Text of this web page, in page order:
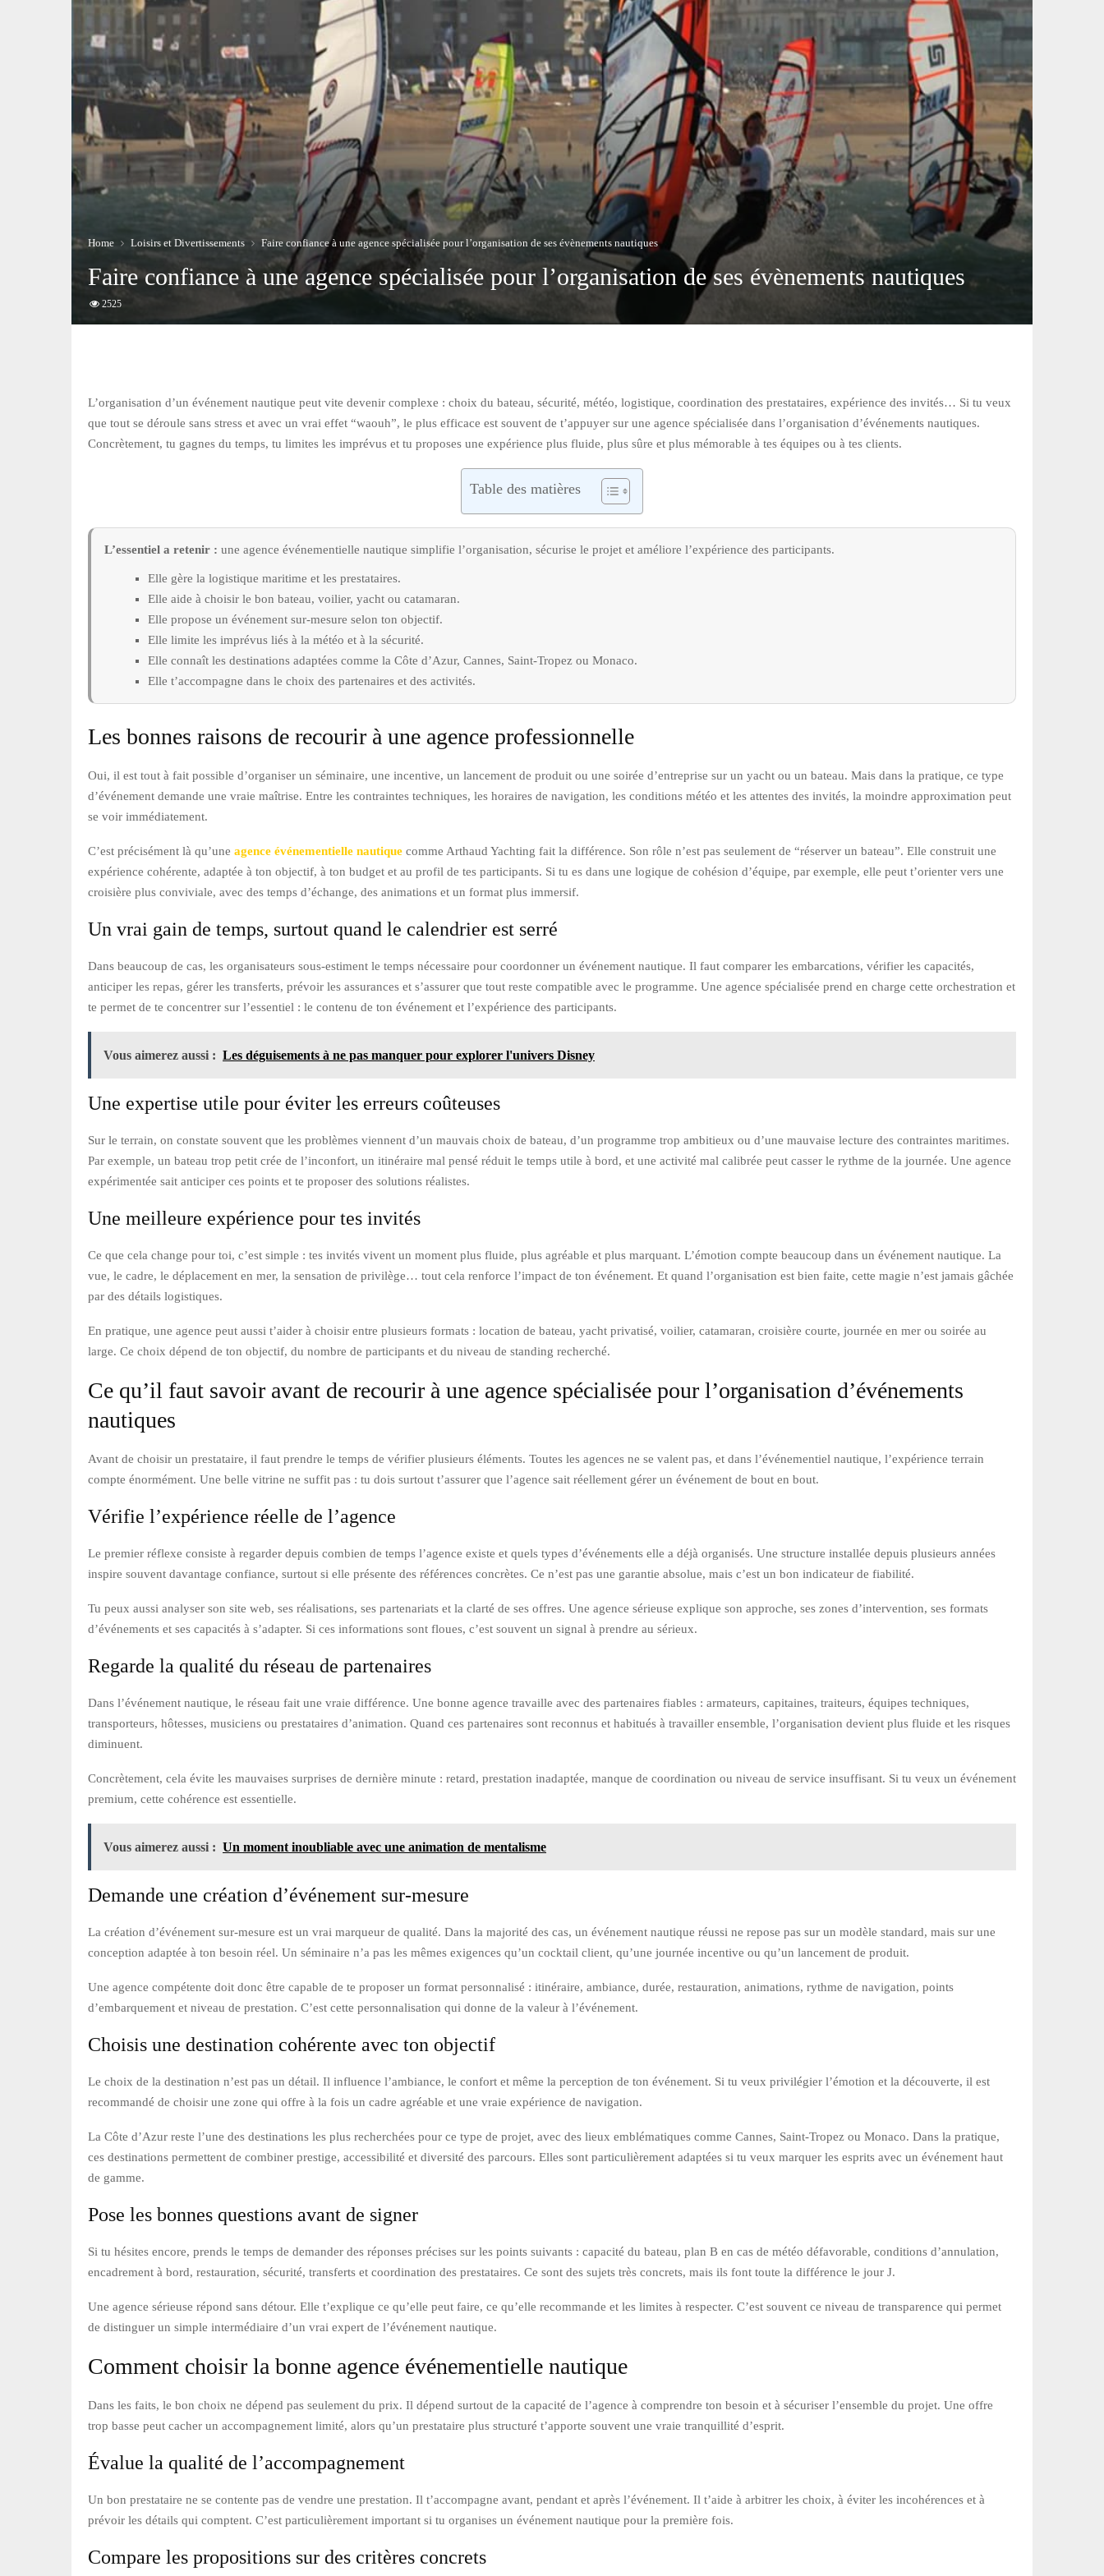
Home Loisirs et Divertissements Faire confiance à une agence spécialisée pour l’organisation de ses évènements nautiques
Faire confiance à une agence spécialisée pour l’organisation de ses évènements nautiques
2525
L’organisation d’un événement nautique peut vite devenir complexe : choix du bateau, sécurité, météo, logistique, coordination des prestataires, expérience des invités… Si tu veux
que tout se déroule sans stress et avec un vrai effet “waouh”, le plus efficace est souvent de t’appuyer sur une agence spécialisée dans l’organisation d’événements nautiques.
Concrètement, tu gagnes du temps, tu limites les imprévus et tu proposes une expérience plus fluide, plus sûre et plus mémorable à tes équipes ou à tes clients.
Table des matières
L’essentiel a retenir : une agence événementielle nautique simplifie l’organisation, sécurise le projet et améliore l’expérience des participants.
Elle gère la logistique maritime et les prestataires.
Elle aide à choisir le bon bateau, voilier, yacht ou catamaran.
Elle propose un événement sur-mesure selon ton objectif.
Elle limite les imprévus liés à la météo et à la sécurité.
Elle connaît les destinations adaptées comme la Côte d’Azur, Cannes, Saint-Tropez ou Monaco.
Elle t’accompagne dans le choix des partenaires et des activités.
Les bonnes raisons de recourir à une agence professionnelle
Oui, il est tout à fait possible d’organiser un séminaire, une incentive, un lancement de produit ou une soirée d’entreprise sur un yacht ou un bateau. Mais dans la pratique, ce type
d’événement demande une vraie maîtrise. Entre les contraintes techniques, les horaires de navigation, les conditions météo et les attentes des invités, la moindre approximation peut
se voir immédiatement.
C’est précisément là qu’une agence événementielle nautique comme Arthaud Yachting fait la différence. Son rôle n’est pas seulement de “réserver un bateau”. Elle construit une
expérience cohérente, adaptée à ton objectif, à ton budget et au profil de tes participants. Si tu es dans une logique de cohésion d’équipe, par exemple, elle peut t’orienter vers une
croisière plus conviviale, avec des temps d’échange, des animations et un format plus immersif.
Un vrai gain de temps, surtout quand le calendrier est serré
Dans beaucoup de cas, les organisateurs sous-estiment le temps nécessaire pour coordonner un événement nautique. Il faut comparer les embarcations, vérifier les capacités,
anticiper les repas, gérer les transferts, prévoir les assurances et s’assurer que tout reste compatible avec le programme. Une agence spécialisée prend en charge cette orchestration et
te permet de te concentrer sur l’essentiel : le contenu de ton événement et l’expérience des participants.
Vous aimerez aussi : Les déguisements à ne pas manquer pour explorer l'univers Disney
Une expertise utile pour éviter les erreurs coûteuses
Sur le terrain, on constate souvent que les problèmes viennent d’un mauvais choix de bateau, d’un programme trop ambitieux ou d’une mauvaise lecture des contraintes maritimes.
Par exemple, un bateau trop petit crée de l’inconfort, un itinéraire mal pensé réduit le temps utile à bord, et une activité mal calibrée peut casser le rythme de la journée. Une agence
expérimentée sait anticiper ces points et te proposer des solutions réalistes.
Une meilleure expérience pour tes invités
Ce que cela change pour toi, c’est simple : tes invités vivent un moment plus fluide, plus agréable et plus marquant. L’émotion compte beaucoup dans un événement nautique. La
vue, le cadre, le déplacement en mer, la sensation de privilège… tout cela renforce l’impact de ton événement. Et quand l’organisation est bien faite, cette magie n’est jamais gâchée
par des détails logistiques.
En pratique, une agence peut aussi t’aider à choisir entre plusieurs formats : location de bateau, yacht privatisé, voilier, catamaran, croisière courte, journée en mer ou soirée au
large. Ce choix dépend de ton objectif, du nombre de participants et du niveau de standing recherché.
Ce qu’il faut savoir avant de recourir à une agence spécialisée pour l’organisation d’événements
nautiques
Avant de choisir un prestataire, il faut prendre le temps de vérifier plusieurs éléments. Toutes les agences ne se valent pas, et dans l’événementiel nautique, l’expérience terrain
compte énormément. Une belle vitrine ne suffit pas : tu dois surtout t’assurer que l’agence sait réellement gérer un événement de bout en bout.
Vérifie l’expérience réelle de l’agence
Le premier réflexe consiste à regarder depuis combien de temps l’agence existe et quels types d’événements elle a déjà organisés. Une structure installée depuis plusieurs années
inspire souvent davantage confiance, surtout si elle présente des références concrètes. Ce n’est pas une garantie absolue, mais c’est un bon indicateur de fiabilité.
Tu peux aussi analyser son site web, ses réalisations, ses partenariats et la clarté de ses offres. Une agence sérieuse explique son approche, ses zones d’intervention, ses formats
d’événements et ses capacités à s’adapter. Si ces informations sont floues, c’est souvent un signal à prendre au sérieux.
Regarde la qualité du réseau de partenaires
Dans l’événement nautique, le réseau fait une vraie différence. Une bonne agence travaille avec des partenaires fiables : armateurs, capitaines, traiteurs, équipes techniques,
transporteurs, hôtesses, musiciens ou prestataires d’animation. Quand ces partenaires sont reconnus et habitués à travailler ensemble, l’organisation devient plus fluide et les risques
diminuent.
Concrètement, cela évite les mauvaises surprises de dernière minute : retard, prestation inadaptée, manque de coordination ou niveau de service insuffisant. Si tu veux un événement
premium, cette cohérence est essentielle.
Vous aimerez aussi : Un moment inoubliable avec une animation de mentalisme
Demande une création d’événement sur-mesure
La création d’événement sur-mesure est un vrai marqueur de qualité. Dans la majorité des cas, un événement nautique réussi ne repose pas sur un modèle standard, mais sur une
conception adaptée à ton besoin réel. Un séminaire n’a pas les mêmes exigences qu’un cocktail client, qu’une journée incentive ou qu’un lancement de produit.
Une agence compétente doit donc être capable de te proposer un format personnalisé : itinéraire, ambiance, durée, restauration, animations, rythme de navigation, points
d’embarquement et niveau de prestation. C’est cette personnalisation qui donne de la valeur à l’événement.
Choisis une destination cohérente avec ton objectif
Le choix de la destination n’est pas un détail. Il influence l’ambiance, le confort et même la perception de ton événement. Si tu veux privilégier l’émotion et la découverte, il est
recommandé de choisir une zone qui offre à la fois un cadre agréable et une vraie expérience de navigation.
La Côte d’Azur reste l’une des destinations les plus recherchées pour ce type de projet, avec des lieux emblématiques comme Cannes, Saint-Tropez ou Monaco. Dans la pratique,
ces destinations permettent de combiner prestige, accessibilité et diversité des parcours. Elles sont particulièrement adaptées si tu veux marquer les esprits avec un événement haut
de gamme.
Pose les bonnes questions avant de signer
Si tu hésites encore, prends le temps de demander des réponses précises sur les points suivants : capacité du bateau, plan B en cas de météo défavorable, conditions d’annulation,
encadrement à bord, restauration, sécurité, transferts et coordination des prestataires. Ce sont des sujets très concrets, mais ils font toute la différence le jour J.
Une agence sérieuse répond sans détour. Elle t’explique ce qu’elle peut faire, ce qu’elle recommande et les limites à respecter. C’est souvent ce niveau de transparence qui permet
de distinguer un simple intermédiaire d’un vrai expert de l’événement nautique.
Comment choisir la bonne agence événementielle nautique
Dans les faits, le bon choix ne dépend pas seulement du prix. Il dépend surtout de la capacité de l’agence à comprendre ton besoin et à sécuriser l’ensemble du projet. Une offre
trop basse peut cacher un accompagnement limité, alors qu’un prestataire plus structuré t’apporte souvent une vraie tranquillité d’esprit.
Évalue la qualité de l’accompagnement
Un bon prestataire ne se contente pas de vendre une prestation. Il t’accompagne avant, pendant et après l’événement. Il t’aide à arbitrer les choix, à éviter les incohérences et à
prévoir les détails qui comptent. C’est particulièrement important si tu organises un événement nautique pour la première fois.
Compare les propositions sur des critères concrets